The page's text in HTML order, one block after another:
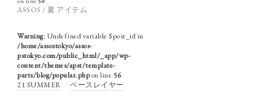
ASSOS / 夏 アイテム
Warning: Undefined variable $post_id in
/home/assostokyo/assos-
pstokyo.com/public_html/_app/wp-
content/themes/apst/template-
parts/blog/popular.phpon line 56
21 SUMMER
ベースレイヤー